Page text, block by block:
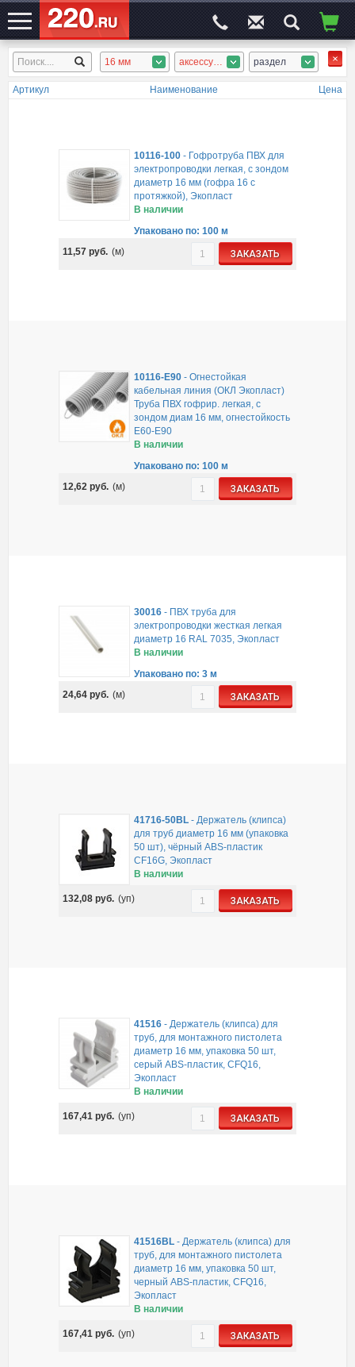
ЭЛЕКТРОСАЙТ№1 16 мм аксессуары, ПВХ гофротруба, ПВХ труба раздел
Артикул Наименование Цена
10116-100 - Гофротруба ПВХ для
электропроводки легкая, с зондом
диаметр 16 мм (гофра 16 с
протяжкой), Экопласт
В наличии
Упаковано по: 100 м
11,57руб. (м) ЗАКАЗАТЬ
10116-E90 -Огнестойкая
кабельная линия (ОКЛ Экопласт)
Труба ПВХ гофрир. легкая, с
зондом диам 16 мм, огнестойкость
E60-E90
В наличии
Упаковано по: 100 м
12,62руб. (м) ЗАКАЗАТЬ
30016 - ПВХ труба для
электропроводки жесткая легкая
диаметр 16 RAL 7035, Экопласт
В наличии
Упаковано по: 3 м
24,64руб. (м) ЗАКАЗАТЬ
41716-50BL -Держатель (клипса)
для труб диаметр 16 мм (упаковка
50 шт), чёрный ABS-пластик
CF16G, Экопласт
В наличии
132,08руб. (уп) ЗАКАЗАТЬ
41516 -Держатель (клипса) для
труб, для монтажного пистолета
диаметр 16 мм, упаковка 50 шт,
серый ABS-пластик, CFQ16,
Экопласт
В наличии
167,41руб. (уп) ЗАКАЗАТЬ
41516BL -Держатель (клипса) для
труб, для монтажного пистолета
диаметр 16 мм, упаковка 50 шт,
черный ABS-пластик, CFQ16,
Экопласт
В наличии
167,41руб. (уп) ЗАКАЗАТЬ